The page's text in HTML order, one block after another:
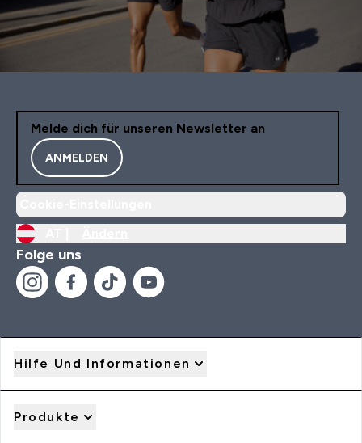
Melde dich für unseren Newsletter an
ANMELDEN
Folge uns
Hilfe Und Informationen
Produkte